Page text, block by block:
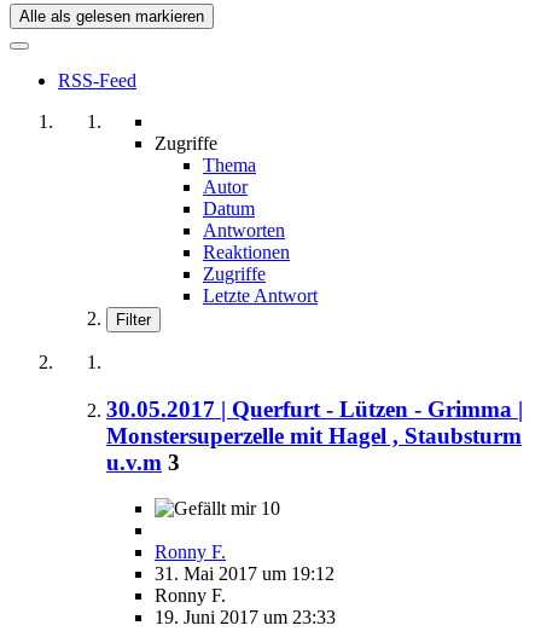
Alle als gelesen markieren
RSS-Feed
Zugriffe
Thema
Autor
Datum
Antworten
Reaktionen
Zugriffe
Letzte Antwort
Filter
30.05.2017 | Querfurt - Lützen - Grimma |
Monstersuperzelle mit Hagel , Staubsturm
u.v.m 3
10
Ronny F.
31. Mai 2017 um 19:12
Ronny F.
19. Juni 2017 um 23:33